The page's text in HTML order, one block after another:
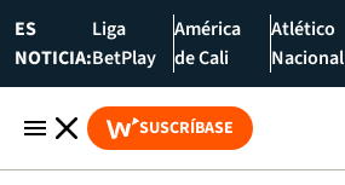
ES
NOTICIA:
Liga
BetPlay
América
de Cali
Atlético
Nacional
SUSCRÍBASE